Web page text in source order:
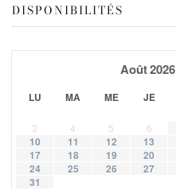
DISPONIBILITÉS
Août2026
LU MA ME JE
3
4 5 6
10
11 12 13
17
18 19 20
24
25 26 27
31